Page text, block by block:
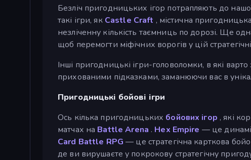
Безліч пригодницьких ігор потрапляють до
такі ігри, як Castle Craft , містична
незліченну кількість таємниць по дорозі. Ще
щоб перемогти міфічних ворогів у цій
Інші пригодницькі ігри-головоломки, в які
прихованими підказками, заманюючи вас в
Пригодницькі бойові ігри
Ось кілька пригодницьких бойових ігор , які
матчах на Battle Arena . Hex Empire — це
Card Battle RPG — це стратегічна карткова
де ви вирушаєте у покрокову стратегічну